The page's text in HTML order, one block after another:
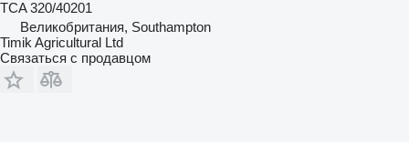
TCA 320/40201
Великобритания, Southampton
Timik Agricultural Ltd
Связаться с продавцом